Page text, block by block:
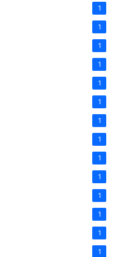
1
1
1
1
1
1
1
1
1
1
1
1
1
1